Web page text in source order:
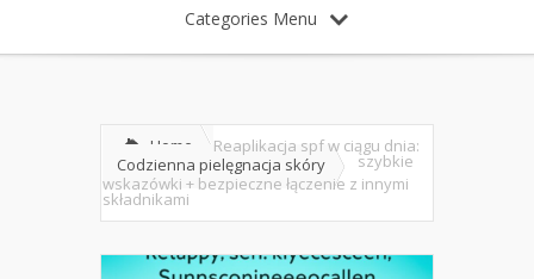
Categories Menu
Home
Codzienna pielęgnacja skóry
Reaplikacja spf w ciągu dnia:
szybkie
wskazówki + bezpieczne łączenie z innymi
składnikami